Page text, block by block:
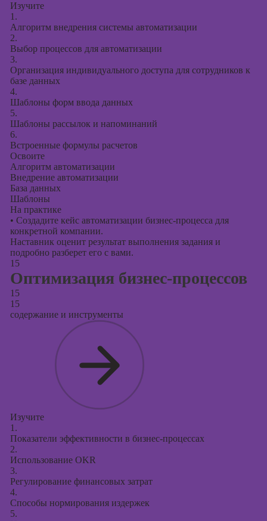
Изучите
1.
Алгоритм внедрения системы автоматизации
2.
Выбор процессов для автоматизации
3.
Организация индивидуального доступа для сотрудников к
базе данных
4.
Шаблоны форм ввода данных
5.
Шаблоны рассылок и напоминаний
6.
Встроенные формулы расчетов
Освоите
Алгоритм автоматизации
Внедрение автоматизации
База данных
Шаблоны
На практике
• Создадите кейс автоматизации бизнес-процесса для
конкретной компании.
Наставник оценит результат выполнения задания и
подробно разберет его с вами.
15
Оптимизация бизнес-процессов
15
15
содержание и инструменты
Изучите
1.
Показатели эффективности в бизнес-процессах
2.
Использование OKR
3.
Регулирование финансовых затрат
4.
Способы нормирования издержек
5.